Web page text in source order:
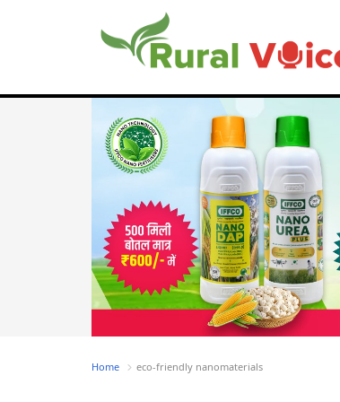
Home eco-friendly nanomaterials